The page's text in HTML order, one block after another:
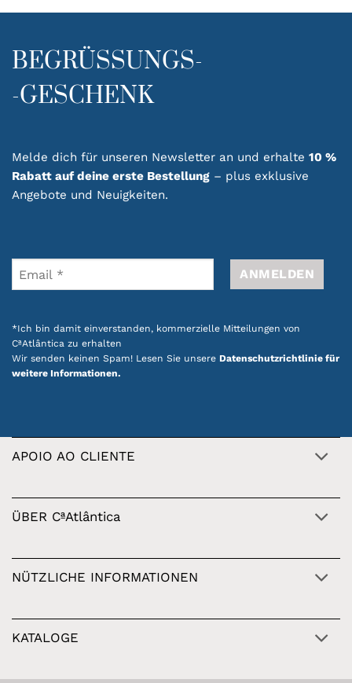
BEGRÜSSUNGS-
-GESCHENK
Melde dich für unseren Newsletter an und erhalte 10 %
Rabatt auf deine erste Bestellung – plus exklusive
Angebote und Neuigkeiten.
*Ich bin damit einverstanden, kommerzielle Mitteilungen von
CªAtlântica zu erhalten
Wir senden keinen Spam! Lesen Sie unsere Datenschutzrichtlinie für
weitere Informationen.
APOIO AO CLIENTE
ÜBER CªAtlântica
NÜTZLICHE INFORMATIONEN
KATALOGE